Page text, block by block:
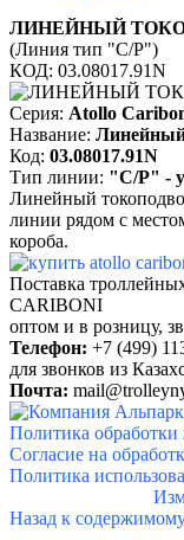
ЛИНЕЙНЫЙ
(Линия тип "С/Р")
КОД: 03.08017.91N
Серия: Atollo
Название:
Код: 03.08017.91N
Тип линии: "С/Р" -
Линейный
линии рядом с
короба.
Поставка
CARIBONI
оптом и в розницу,
Телефон: +7 (499)
для звонков из
Почта:
Политика
Согласие на
Политика
Назад к